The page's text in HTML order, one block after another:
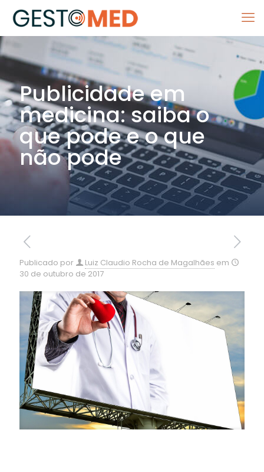
Publicidade em
medicina: saiba o
que pode e o que
não pode
Publicado por Luiz Claudio Rocha de Magalhães em
30 de outubro de 2017